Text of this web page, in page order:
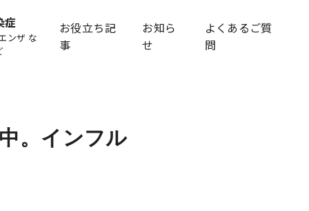
症
ンザ な
お役立ち記
事
お知ら
せ
よくあるご質
問
。インフル